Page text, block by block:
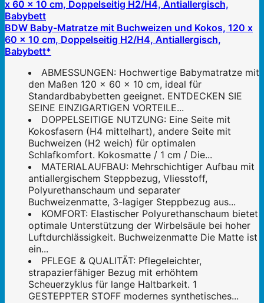
BDW Baby-Matratze mit Buchweizen und Kokos, 120 x
60 x 10 cm, Doppelseitig H2/H4, Antiallergisch,
Babybett*
ABMESSUNGEN: Hochwertige Babymatratze mit
den Maßen 120 x 60 x 10 cm, ideal für
Standardbabybetten geeignet. ENTDECKEN SIE
SEINE EINZIGARTIGEN VORTEILE...
DOPPELSEITIGE NUTZUNG: Eine Seite mit
Kokosfasern (H4 mittelhart), andere Seite mit
Buchweizen (H2 weich) für optimalen
Schlafkomfort. Kokosmatte / 1 cm / Die...
MATERIALAUFBAU: Mehrschichtiger Aufbau mit
antiallergischem Steppbezug, Vliesstoff,
Polyurethanschaum und separater
Buchweizenmatte, 3-lagiger Steppbezug aus...
KOMFORT: Elastischer Polyurethanschaum bietet
optimale Unterstützung der Wirbelsäule bei hoher
Luftdurchlässigkeit. Buchweizenmatte Die Matte ist
ein...
PFLEGE & QUALITÄT: Pflegeleichter,
strapazierfähiger Bezug mit erhöhtem
Scheuerzyklus für lange Haltbarkeit. 1
GESTEPPTER STOFF modernes synthetisches...